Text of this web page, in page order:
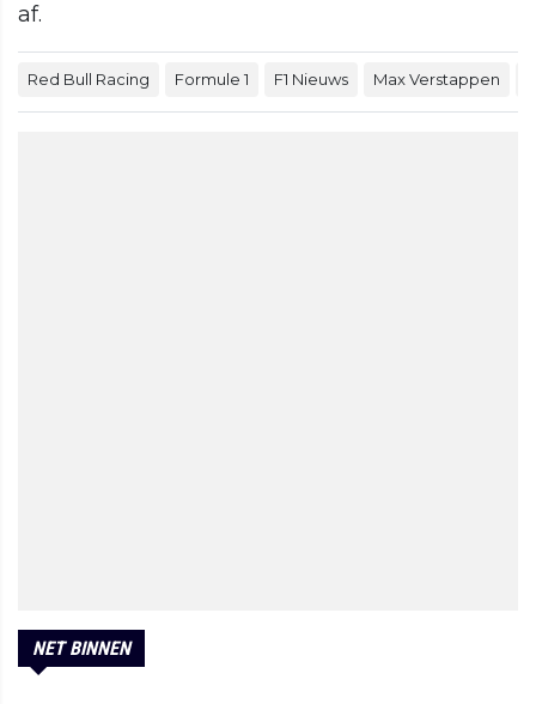
af.
Red Bull Racing Formule 1 F1 Nieuws Max Verstappen
NET BINNEN